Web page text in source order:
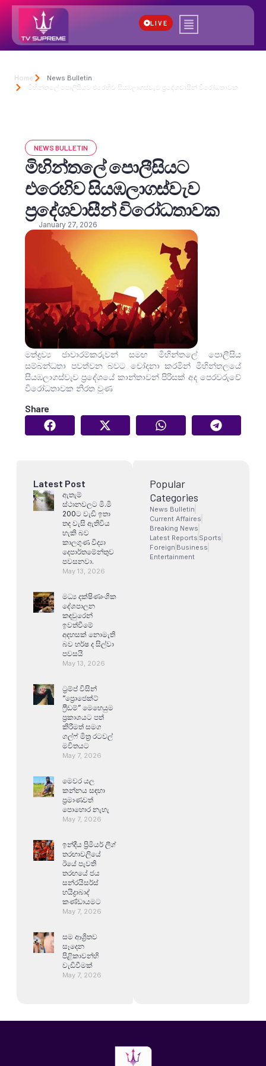
LIVE
Home
News Bulletin
මිහින්තලේ පොලීසියට එරෙහිව සියඹලාගස්වැව ප්‍රදේශවාසීන් විරෝධතාවක
NEWS BULLETIN
මිහින්තලේ පොලීසියට
එරෙහිව සියඹලාගස්වැව
ප්‍රදේශවාසීන් විරෝධතාවක
January 27, 2026
මත්ද්‍රව්‍ය ජාවාරම්කරුවන් සමඟ මිහින්තලේ පොලීසිය
සම්බන්ධතා පවත්වන බවට චෝදනා කරමින් මිහින්තලයේ
සියඹලාගස්වැව ප්‍රදේශයේ කාන්තාවන් පිරිසක් අද පෙරවරුවේ
විරෝධතාවක නිරත වුණ
Share
Latest Post
ඇතැම්
ස්ථානවලට මි.මි
200ට වැඩි ඉතා
තද වැසි ඇතිවිය
හැකි බව
කාලගුණ විද්‍යා
දෙපාර්තමේන්තුව
පවසනවා.
May 13, 2026
මධ්‍ය දක්ෂිණාංශික
දේශපාලන
කඳවුරෙන්
ඉවත්වීමේ
අදහසක් නොමැති
බව හර්ෂ ද සිල්වා
පවසයි
May 13, 2026
ට්‍රම්ප් විසින්
“ප්‍රොජෙක්ට්
ෆ්‍රීඩම්” මෙහෙයුම
ප්‍රකාශයට පත්
කිරීමත් සමග
ගල්ෆ් මිත්‍ර රටවල්
මවිතයට
May 7, 2026
මෙවර යල
කන්නය සඳහා
ප්‍රමාණවත්
පොහොර නැහැ
May 7, 2026
ඉන්දීය ප්‍රිමියර් ලීග්
තරඟාවලියේ
ඊයේ පැවති
තරඟයේ ජය
සන්රයිසර්ස්
හයිද්‍රාබාද්
කණ්ඩායමට
May 7, 2026
සම ආශ්‍රිතව
සෑදෙන
පිළිකාවන්හි
වැඩිවීමක්
May 7, 2026
Popular
Categories
News Bulletin
Current Affaires
Breaking News
Latest Reports Sports
Foreign Business
Entertainment